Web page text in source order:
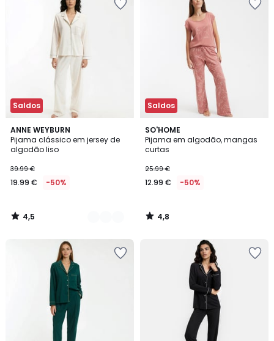
Saldos
ANNE WEYBURN
Pijama clássico em jersey de
algodão liso
39.99 €
19.99 € -50%
4,5
/ 5
2
Cores
4,5
/
Saldos
SO'HOME
Pijama em algodão, mangas
curtas
25.99 €
12.99 € -50%
4,8
/ 5
4,8
/